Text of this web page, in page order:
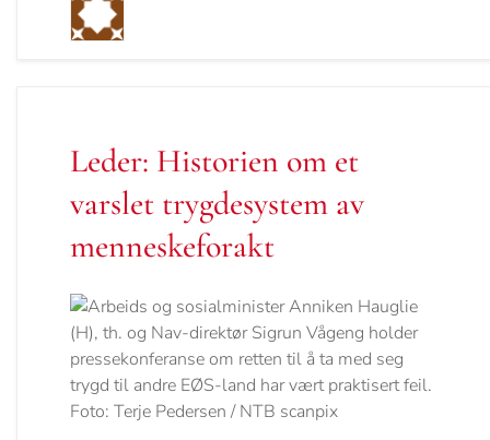
Leder: Historien om et
varslet trygdesystem av
menneskeforakt